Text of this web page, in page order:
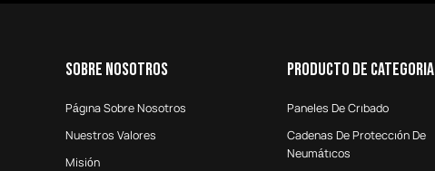
SOBRE NOSOTROS
Págına Sobre Nosotros
Nuestros Valores
Misión
Producto De Categoria
Paneles De Crıbado
Cadenas De Proteccıón De
Neumátıcos